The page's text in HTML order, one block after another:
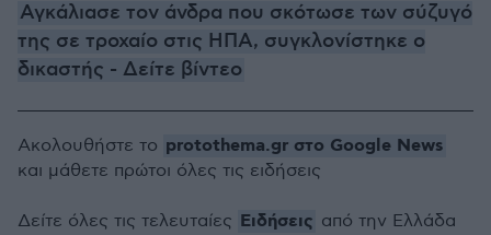
Αγκάλιασε τον άνδρα που σκότωσε των σύζυγό
της σε τροχαίο στις ΗΠΑ, συγκλονίστηκε ο
δικαστής - Δείτε βίντεο
Ακολουθήστε το protothema.gr στο Google News
και μάθετε πρώτοι όλες τις ειδήσεις
Δείτε όλες τις τελευταίες Ειδήσεις από την Ελλάδα